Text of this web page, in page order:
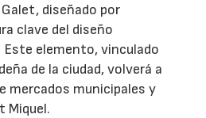
diseñado por
clave del diseño
elemento, vinculado
de la ciudad, volverá a
mercados municipales y
Miquel.